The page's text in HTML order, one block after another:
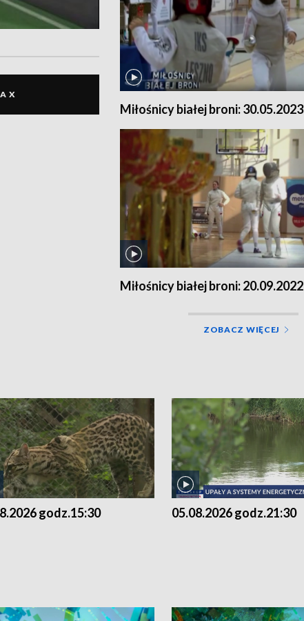
X
Miłośnicy białej broni: 30.05.2023
Miłośnicy białej broni: 20.09.2022
ZOBACZ WIĘCEJ
godz.15:30 05.08.2026 godz.21:30